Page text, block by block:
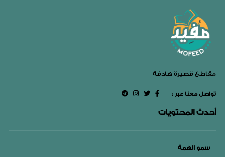
مقاطع قصيرة هادفة
: تواصل معنا عبر
أحدث المحتويات
سمو الهمة